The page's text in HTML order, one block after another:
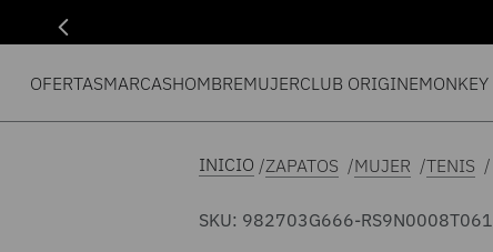
OFERTASMARCASHOMBREMUJERCLUB ORIGINEMONKEY
ZAPATOS MUJER TENIS
SKU: 982703G666-RS9N0008T061